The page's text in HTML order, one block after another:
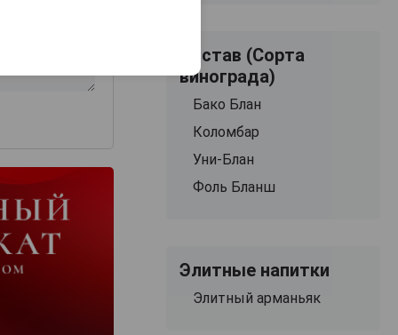
Состав (Сорта
винограда)
Бако Блан
Коломбар
Уни-Блан
Фоль Бланш
Элитные напитки
Элитный арманьяк